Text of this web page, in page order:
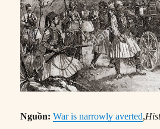
Nguồn: War is narrowly averted,